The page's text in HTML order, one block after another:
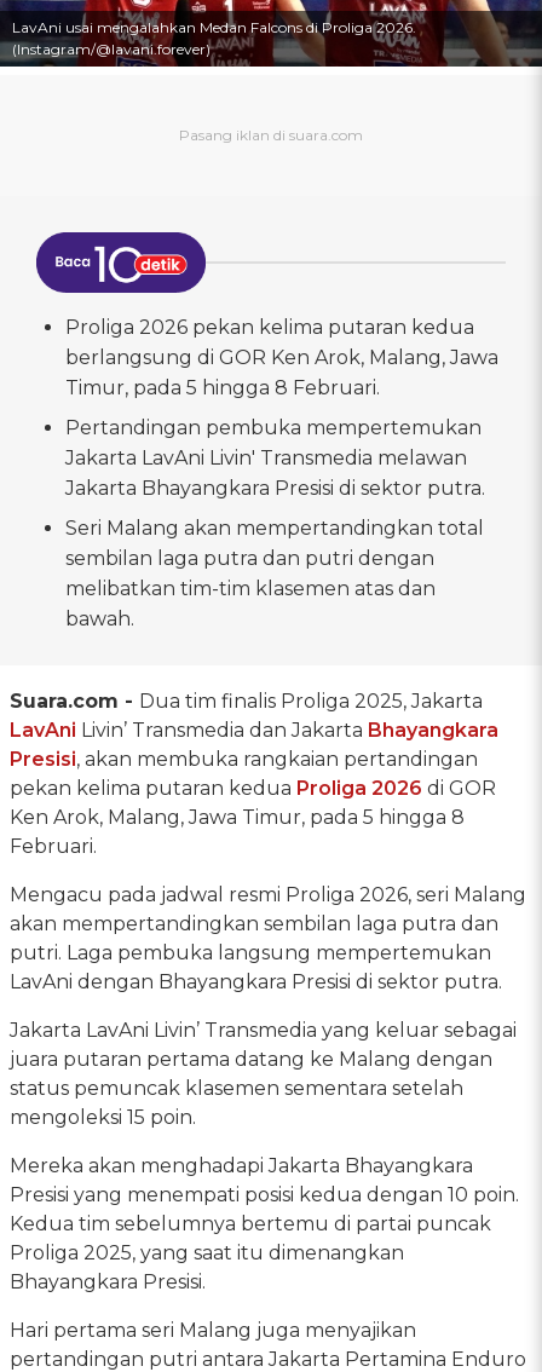
LavAni usai mengalahkan Medan Falcons di Proliga 2026.
(Instagram/@lavani.forever)
Proliga 2026 pekan kelima putaran kedua
berlangsung di GOR Ken Arok, Malang, Jawa
Timur, pada 5 hingga 8 Februari.
Pertandingan pembuka mempertemukan
Jakarta LavAni Livin' Transmedia melawan
Jakarta Bhayangkara Presisi di sektor putra.
Seri Malang akan mempertandingkan total
sembilan laga putra dan putri dengan
melibatkan tim-tim klasemen atas dan
bawah.
Suara.com - Dua tim finalis Proliga 2025, Jakarta
LavAni Livin’ Transmedia dan Jakarta Bhayangkara
Presisi, akan membuka rangkaian pertandingan
pekan kelima putaran kedua Proliga 2026 di GOR
Ken Arok, Malang, Jawa Timur, pada 5 hingga 8
Februari.
Mengacu pada jadwal resmi Proliga 2026, seri Malang
akan mempertandingkan sembilan laga putra dan
putri. Laga pembuka langsung mempertemukan
LavAni dengan Bhayangkara Presisi di sektor putra.
Jakarta LavAni Livin’ Transmedia yang keluar sebagai
juara putaran pertama datang ke Malang dengan
status pemuncak klasemen sementara setelah
mengoleksi 15 poin.
Mereka akan menghadapi Jakarta Bhayangkara
Presisi yang menempati posisi kedua dengan 10 poin.
Kedua tim sebelumnya bertemu di partai puncak
Proliga 2025, yang saat itu dimenangkan
Bhayangkara Presisi.
Hari pertama seri Malang juga menyajikan
pertandingan putri antara Jakarta Pertamina Enduro